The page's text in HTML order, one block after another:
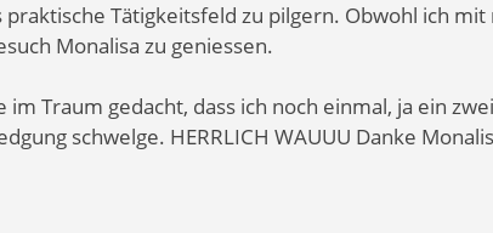
Tätigkeitsfeld zu pilgern. Obwohl ich
Monalisa zu geniessen.
Traum gedacht, dass ich noch einmal, ja ein
schwelge. HERRLICH WAUUU Danke